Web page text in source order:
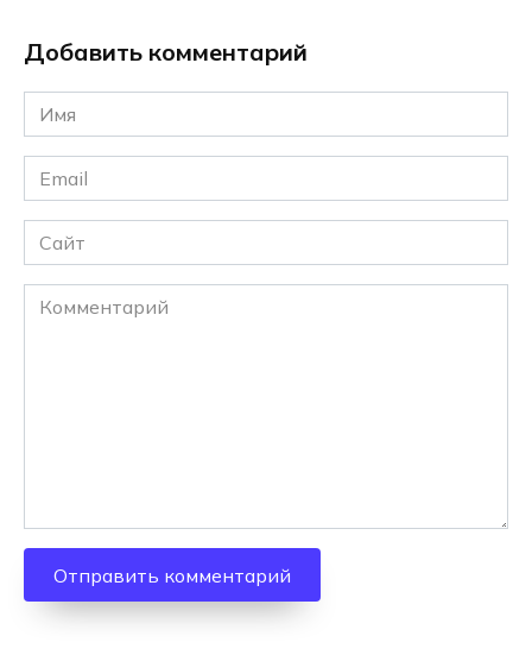
Добавить комментарий
Имя
*
Email
*
Сайт
Комментарий